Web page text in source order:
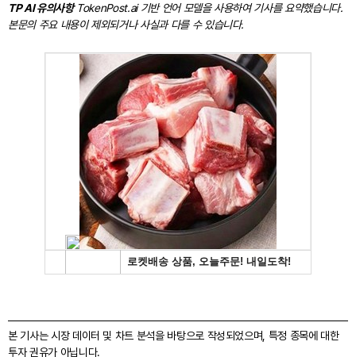
TP AI 유의사항TokenPost.ai 기반 언어 모델을 사용하여 기사를 요약했습니다.
본문의 주요 내용이 제외되거나 사실과 다를 수 있습니다.
본 기사는 시장 데이터 및 차트 분석을 바탕으로 작성되었으며, 특정 종목에 대한
투자 권유가 아닙니다.